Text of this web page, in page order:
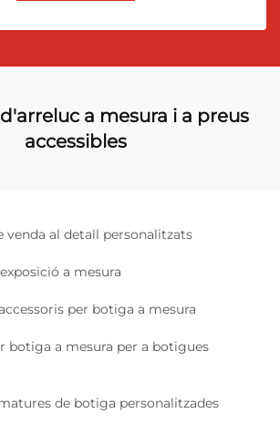
a mesura i a preus
accessibles
venda al detall personalitzats
a mesura
per botiga a mesura
botiga a mesura per a botigues
de botiga personalitzades